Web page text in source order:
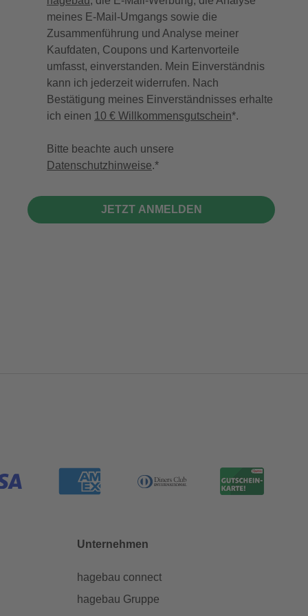
meines E-Mail-Umgangs sowie die
Zusammenführung und Analyse meiner
Kaufdaten, Coupons und Kartenvorteile
umfasst, einverstanden. Mein Einverständnis
kann ich jederzeit widerrufen. Nach
Bestätigung meines Einverständnisses erhalte
ich einen 10 € Willkommensgutschein*.
Bitte beachte auch unsere
Datenschutzhinweise.
JETZT ANMELDEN
Unternehmen
hagebau connect
hagebau Gruppe